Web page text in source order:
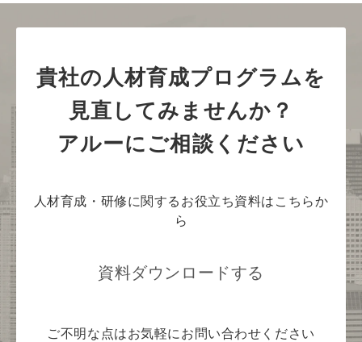
貴社の人材育成プログラムを
見直してみませんか？
アルーにご相談ください
人材育成・研修に関するお役立ち資料はこちらか
ら
資料ダウンロードする
ご不明な点はお気軽にお問い合わせください